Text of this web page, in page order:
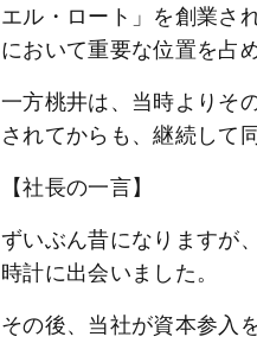
エル・ロート」を創業さ
において重要な位置を占
一方桃井は、当時よりそ
されてからも、継続して
【社長の一言】
ずいぶん昔になりますが
時計に出会いました。
その後、当社が資本参入